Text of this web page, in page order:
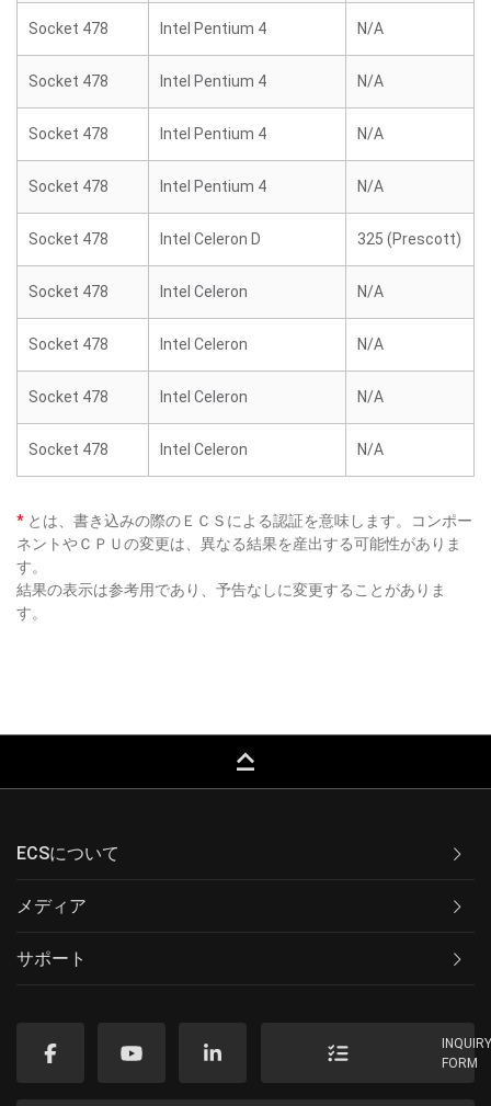
Socket 478 Intel Pentium 4 N/A
Socket 478 Intel Pentium 4 N/A
Socket 478 Intel Pentium 4 N/A
Socket 478 Intel Pentium 4 N/A
Socket 478 Intel Celeron D 325 (Prescott)
Socket 478 Intel Celeron N/A
Socket 478 Intel Celeron N/A
Socket 478 Intel Celeron N/A
Socket 478 Intel Celeron N/A
* とは、書き込みの際のＥＣＳによる認証を意味します。コンポー
ネントやＣＰＵの変更は、異なる結果を産出する可能性がありま
す。
結果の表示は参考用であり、予告なしに変更することがありま
す。
keyboard_capslock
ECSについて
メディア
サポート
FORM